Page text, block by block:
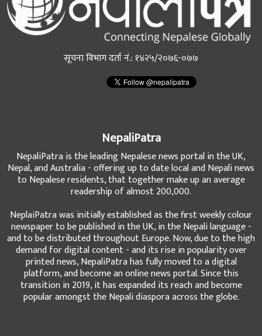
सूचना विभाग दर्ता नं.: १४२५/२०७६-०७७
NepaliPatra
NepaliPatra is the leading Nepalese news portal in the UK,
Nepal, and Australia - offering up to date local and Nepali news
to Nepalese residents, that together make up an average
readership of almost 200,000.
NeplaiPatra was initially established as the first weekly colour
newspaper to be published in the UK, in the Nepali language -
and to be distributed throughout Europe. Now, due to the high
demand for digital content - and its rise in popularity over
printed news, NepaliPatra has fully moved to a digital
platform, and become an online news portal. Since this
transition in 2019, it has expanded its reach and become
popular amongst the Nepali diaspora across the globe.